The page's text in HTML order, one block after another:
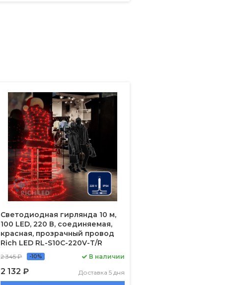
Светодиодная гирлянда 10 м,
100 LED, 220 В, соединяемая,
красная, прозрачный провод
Rich LED RL-S10C-220V-T/R
2 345 ₽ -10%
2 132 ₽
В наличии
Доставка 5 дня